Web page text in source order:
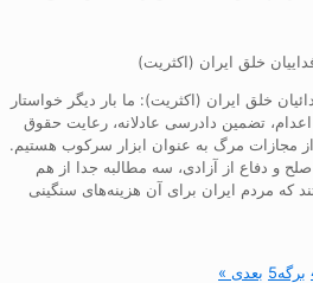
خلق ایران (اکثریت)
خلق ایران (اکثریت): ما بار دیگر خواستار
تضمین دادرسی عادلانه، رعایت حقوق
از مجازات مرگ به عنوان ابزار سرکوب هستیم.
و دفاع از آزادی، سه مطالبه جدا از هم
که مردم ایران برای آن هزینه‌های سنگینی
برگه5 بعدی »